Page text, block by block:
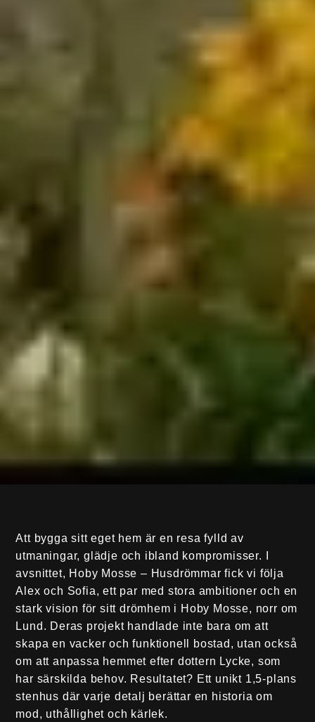
Att bygga sitt eget hem är en resa fylld av
utmaningar, glädje och ibland kompromisser. I
avsnittet, Hoby Mosse – Husdrömmar fick vi följa
Alex och Sofia, ett par med stora ambitioner och en
stark vision för sitt drömhem i Hoby Mosse, norr om
Lund. Deras projekt handlade inte bara om att
skapa en vacker och funktionell bostad, utan också
om att anpassa hemmet efter dottern Lycke, som
har särskilda behov. Resultatet? Ett unikt 1,5-plans
stenhus där varje detalj berättar en historia om
mod, uthållighet och kärlek.